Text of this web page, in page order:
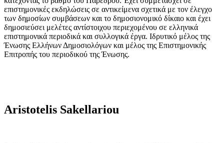
επιστημονικές εκδηλώσεις σε αντικείμενα σχετικά με τον έλεγχο
των δημοσίων συμβάσεων και το δημοσιονομικό δίκαιο και έχει
δημοσιεύσει μελέτες αντίστοιχου περιεχομένου σε ελληνικά
επιστημονικά περιοδικά και συλλογικά έργα. Ιδρυτικό μέλος της
Ένωσης Ελλήνων Δημοσιολόγων και μέλος της Επιστημονικής
Επιτροπής του περιοδικού της Ένωσης.
Aristotelis Sakellariou